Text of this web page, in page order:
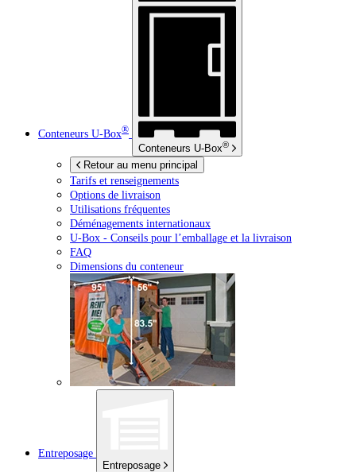
Conteneurs U-Box®
Conteneurs U-Box®
Retour au menu principal
Tarifs et renseignements
Options de livraison
Utilisations fréquentes
Déménagements internationaux
U-Box - Conseils pour l’emballage et la livraison
FAQ
Dimensions du conteneur
Entreposage
Entreposage